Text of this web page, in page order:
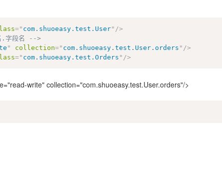
=" com.shuoeasy.test.User" />
.字段名 -->
" collection=" com.shuoeasy.test.User.orders " />
=" com.shuoeasy.test.Orders " />
write" collection="com.shuoeasy.test.User.orders"/>